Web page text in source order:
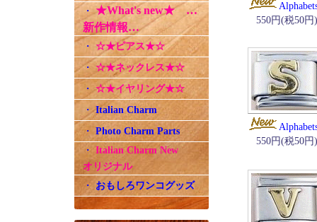
・★What's new★ …
新作情報…
・ ☆★ピアス★☆
・ ☆★ネックレス★☆
・☆★イヤリング★☆
・Italian Charm
・Photo Charm Parts
・ Italian Charm New
オリジナル
・ おもしろワンコグッズ
550円(税50円)
550円(税50円)